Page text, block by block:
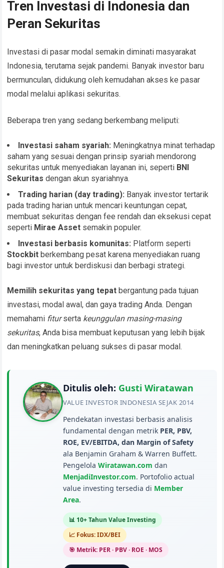
Tren Investasi di Indonesia dan
Peran Sekuritas
Investasi di pasar modal semakin diminati masyarakat
Indonesia, terutama sejak pandemi. Banyak investor baru
bermunculan, didukung oleh kemudahan akses ke pasar
modal melalui aplikasi sekuritas.
Beberapa tren yang sedang berkembang meliputi:
Investasi saham syariah: Meningkatnya minat terhadap
saham yang sesuai dengan prinsip syariah mendorong
sekuritas untuk menyediakan layanan ini, seperti BNI
Sekuritas dengan akun syariahnya.
Trading harian (day trading): Banyak investor tertarik
pada trading harian untuk mencari keuntungan cepat,
membuat sekuritas dengan fee rendah dan eksekusi cepat
seperti Mirae Asset semakin populer.
Investasi berbasis komunitas: Platform seperti
Stockbit berkembang pesat karena menyediakan ruang
bagi investor untuk berdiskusi dan berbagi strategi.
Memilih sekuritas yang tepat bergantung pada tujuan
investasi, modal awal, dan gaya trading Anda. Dengan
memahami fiturserta keunggulan masing-masing
sekuritas, Anda bisa membuat keputusan yang lebih bijak
dan meningkatkan peluang sukses di pasar modal.
Ditulis oleh: Gusti Wiratawan
VALUE INVESTOR INDONESIA SEJAK 2014
Pendekatan investasi berbasis analisis
fundamental dengan metrik PER, PBV,
ROE, EV/EBITDA, dan Margin of Safety
ala Benjamin Graham & Warren Buffett.
PengelolaWiratawan.com dan
MenjadiInvestor.com. Portofolio actual
value investing tersedia di Member
Area.
📊 10+ Tahun Value Investing
📈 Fokus: IDX/BEI
🎯 Metrik: PER · PBV · ROE · MOS